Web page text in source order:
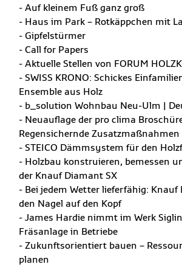
- Auf kleinem Fuß ganz groß
- Haus im Park – Rotkäppchen mit
- Gipfelstürmer
- Call for Papers
- Aktuelle Stellen von FORUM
- SWISS KRONO: Schickes
Ensemble aus Holz
- b_solution Wohnbau Neu-Ulm |
- Neuauflage der pro clima
Regensichernde Zusatzmaßnahmen
- STEICO Dämmsystem für den
- Holzbau konstruieren, bemessen
der Knauf Diamant SX
- Bei jedem Wetter lieferfähig:
den Nagel auf den Kopf
- James Hardie nimmt im Werk
Fräsanlage in Betriebe
- Zukunftsorientiert bauen –
planen